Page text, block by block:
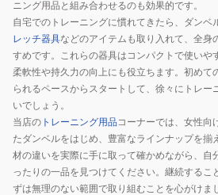
ニング用品と組み合わせるのも効果的です。
自宅でのトレーニングに慣れてきたら、ダンベ
レッチ器具などのアイテムも取り入れて、全身
すめです。これらの器具はコンパクトで使いや
柔軟性や持久力の向上にも役立ちます。初めて
られるペースからスタートして、徐々にトレー
いでしょう。
当店の トレーニング用品コーナーでは、女性向
たダンベルをはじめ、豊富なラインナップを揃
材の違いを実際に手に取って確かめながら、自
ったりの一品を見つけてください。継続するこ
ずは無理のない範囲で取り組むことを心がけま